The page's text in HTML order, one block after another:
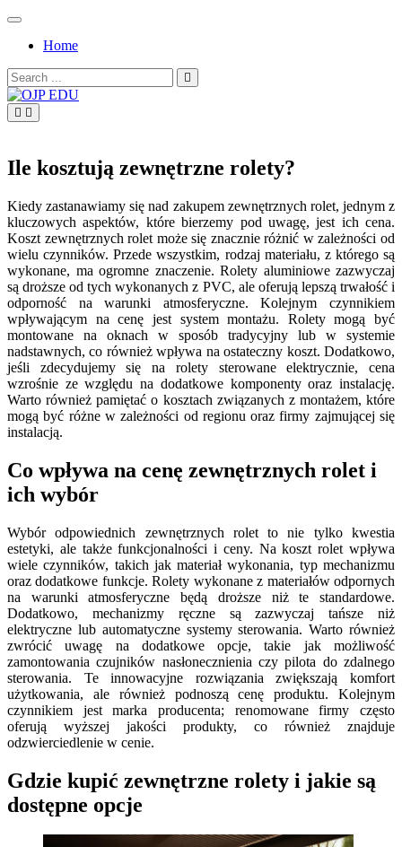
Skip
contentHome
Search
for:
Ile kosztują zewnętrzne rolety?
Kiedy zastanawiamy się nad zakupem zewnętrznych rolet, jednym z
kluczowych aspektów, które bierzemy pod uwagę, jest ich cena.
Koszt zewnętrznych rolet może się znacznie różnić w zależności od
wielu czynników. Przede wszystkim, rodzaj materiału, z którego są
wykonane, ma ogromne znaczenie. Rolety aluminiowe zazwyczaj
są droższe od tych wykonanych z PVC, ale oferują lepszą trwałość i
odporność na warunki atmosferyczne. Kolejnym czynnikiem
wpływającym na cenę jest system montażu. Rolety mogą być
montowane na oknach w sposób tradycyjny lub w systemie
nadstawnych, co również wpływa na ostateczny koszt. Dodatkowo,
jeśli zdecydujemy się na rolety sterowane elektrycznie, cena
wzrośnie ze względu na dodatkowe komponenty oraz instalację.
Warto również pamiętać o kosztach związanych z montażem, które
mogą być różne w zależności od regionu oraz firmy zajmującej się
instalacją.
Co wpływa na cenę zewnętrznych rolet i
ich wybór
Wybór odpowiednich zewnętrznych rolet to nie tylko kwestia
estetyki, ale także funkcjonalności i ceny. Na koszt rolet wpływa
wiele czynników, takich jak materiał wykonania, typ mechanizmu
oraz dodatkowe funkcje. Rolety wykonane z materiałów odpornych
na warunki atmosferyczne będą droższe niż te standardowe.
Dodatkowo, mechanizmy ręczne są zazwyczaj tańsze niż
elektryczne lub automatyczne systemy sterowania. Warto również
zwrócić uwagę na dodatkowe opcje, takie jak możliwość
zamontowania czujników nasłonecznienia czy pilota do zdalnego
sterowania. Te innowacyjne rozwiązania zwiększają komfort
użytkowania, ale również podnoszą cenę produktu. Kolejnym
czynnikiem jest marka producenta; renomowane firmy często
oferują wyższej jakości produkty, co również znajduje
odzwierciedlenie w cenie.
Gdzie kupić zewnętrzne rolety i jakie są
dostępne opcje